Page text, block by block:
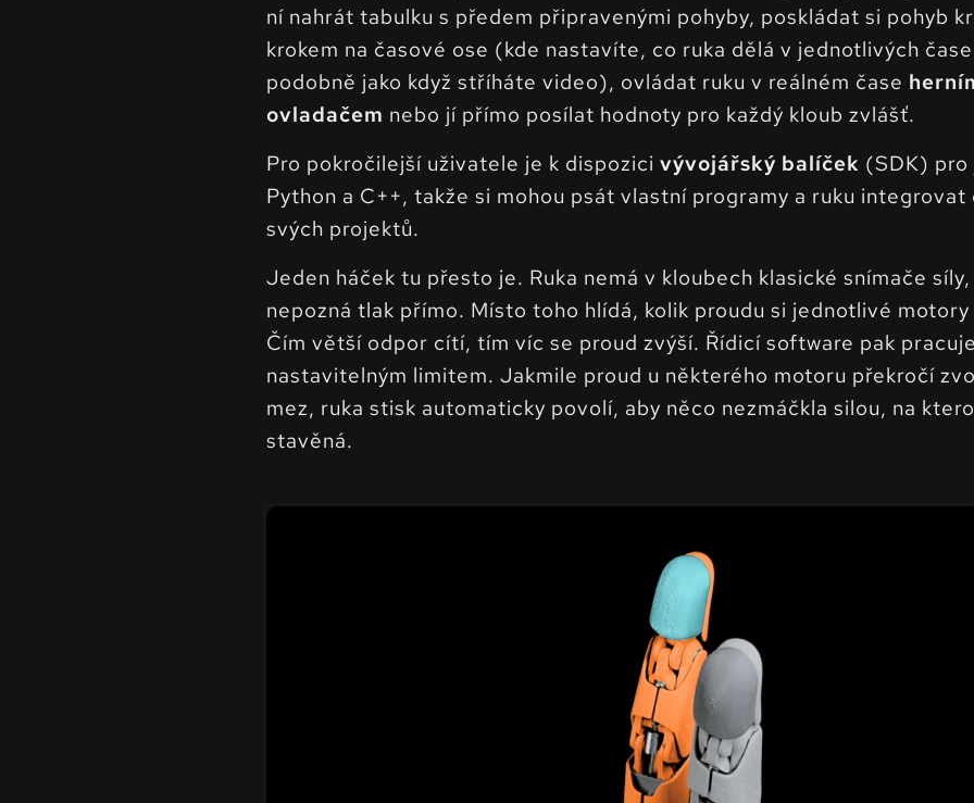
ní nahrát tabulku s předem připravenými pohyby, poskládat si pohyb
krokem na časové ose (kde nastavíte, co ruka dělá v jednotlivých
podobně jako když stříháte video), ovládat ruku v reálném čase
ovladačem nebo jí přímo posílat hodnoty pro každý kloub zvlášť.
Pro pokročilejší uživatele je k dispozicivývojářský balíček (SDK) pro
Python a C++, takže si mohou psát vlastní programy a ruku integrovat
svých projektů.
Jeden háček tu přesto je. Ruka nemá v kloubech klasické snímače
nepozná tlak přímo. Místo toho hlídá, kolik proudu si jednotlivé motory
Čím větší odpor cítí, tím víc se proud zvýší. Řídicí software pak
nastavitelným limitem. Jakmile proud u některého motoru překročí
mez, ruka stisk automaticky povolí, aby něco nezmáčkla silou, na
stavěná.